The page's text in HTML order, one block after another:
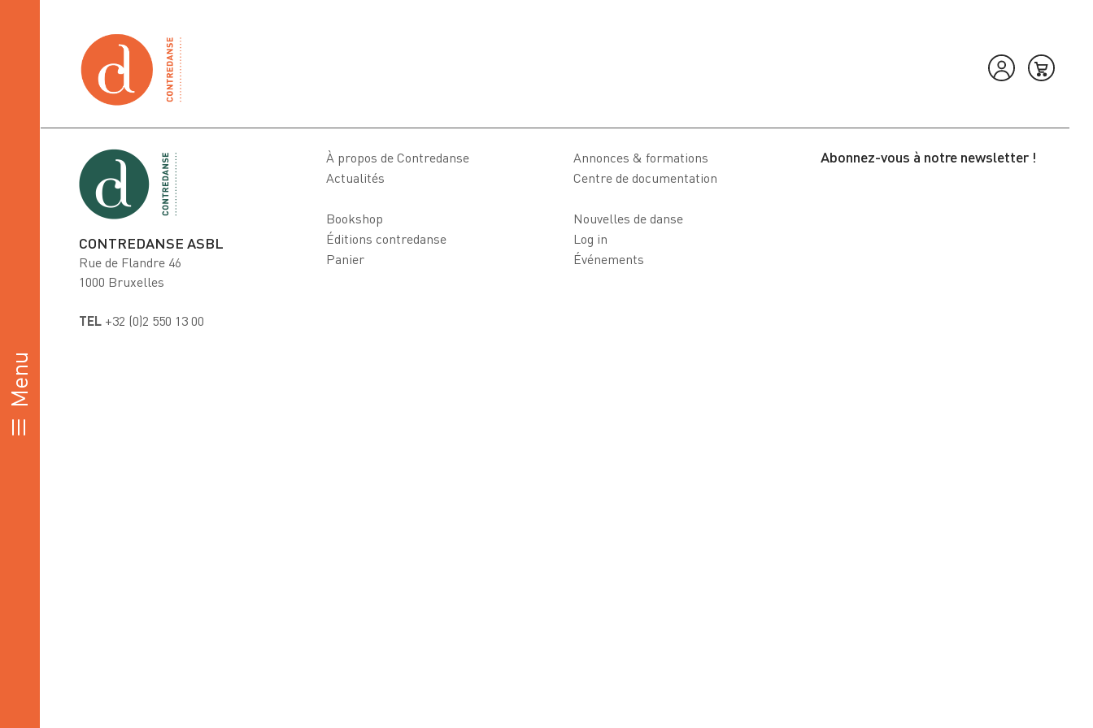
CONTREDANSE ASBL
Rue de Flandre 46
1000 Bruxelles
TEL +32 (0)2 550 13 00
À propos de Contredanse
Annonces & formations
Actualités
Centre de documentation
Bookshop
Nouvelles de danse
Éditions contredanse
Log in
Panier
Événements
Abonnez-vous à notre newsletter !